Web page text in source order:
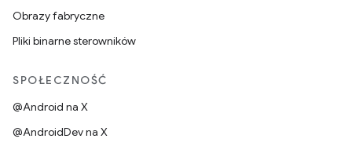
Obrazy fabryczne
Pliki binarne sterowników
SPOŁECZNOŚĆ
@Android na X
@AndroidDev na X